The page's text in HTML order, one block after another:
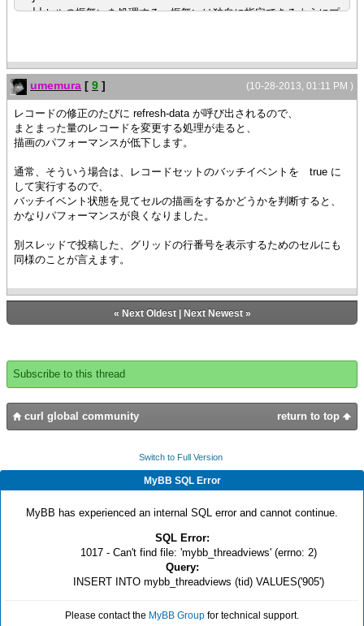
|| record-source 内のフィールドに対するカラ
{RecordGridColumn "COL1", cell-spec =
MyCustomCell},
{RecordGridColumn "COL2", cell-spec =
MyCustomCell},
{RecordGridColumn "COL3", cell-spec =
MyCustomCell}
}
cell:StandardStringCell}:bool
def field-name:String = rf.name
def rec:#Record = cell.record
def rs:#RecordSet = rec.record-set
def rfs:#RecordFields = rs.fields
name}
|| チェック結果フラグを隠しフィールドから取得
def v-flags = {rec.get flags-field-name} asa
||チェック結果フラグのビットフィールドから目的のフラグを
取り出す
v-flags,
field-index
}
}
|| 入力値の有効性チェック（OKという文字列でなければ無効）
{define-proc public {is-invalid-val
val:String}:bool
true
else
{define-class public MyCustomCell
||セルの振舞いを処理する 振舞いは独自に指定できるようにプ
{if-non-null react-proc = self.cell-reacter-
proc then
{react-proc cell}
}
}
{getter public {as-
{type-switch self
case rgc:RecordGridCell do
{return rgc}
else
}
}
name:String}:any
{if-non-null cell = self.as-RecordGridCell
{return {cell.record.get rf.name &
option-name}}
}
{return null}
= "#D0D0D0"}
{def public ERROR_BACKGROUND_COLOR:String =
"#FFB0B0"}
{def public REQUIRED_BACKGROUND_COLOR:String =
"#FFFFCC"}
||カスタムレコードフィールドのコード名
(10-28-2013, 01:11 PM )
umemura [ 9 ]
レコードの修正のたびに refresh-data が呼び出されるので、
まとまった量のレコードを変更する処理が走ると、
描画のパフォーマンスが低下します。
通常、そういう場合は、レコードセットのバッチイベントを true に
して実行するので、
バッチイベント状態を見てセルの描画をするかどうかを判断すると、
かなりパフォーマンスが良くなりました。
別スレッドで投稿した、グリッドの行番号を表示するためのセルにも
同様のことが言えます。
« Next Oldest| Next Newest»
Subscribe to this thread
return to top
curl global community
Switch to Full Version
MyBB SQL Error
MyBB has experienced an internal SQL error and cannot continue.
SQL Error:
1017 - Can't find file: 'mybb_threadviews' (errno: 2)
Query:
INSERT INTO mybb_threadviews (tid) VALUES('905')
Please contact the MyBB Group for technical support.